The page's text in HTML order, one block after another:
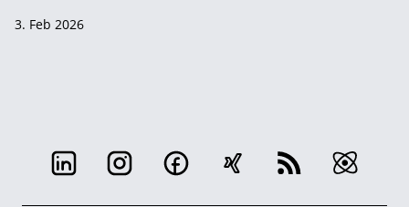
3. Feb 2026